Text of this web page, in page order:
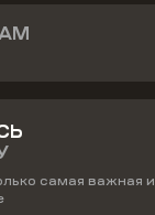
самая важная